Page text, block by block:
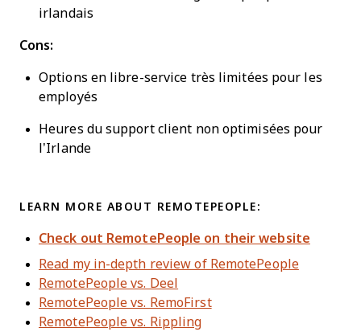
irlandais
Cons:
Options en libre-service très limitées pour les
employés
Heures du support client non optimisées pour
l’Irlande
LEARN MORE ABOUT REMOTEPEOPLE:
Check out RemotePeople on their website
Read my in-depth review of RemotePeople
RemotePeople vs. Deel
RemotePeople vs. RemoFirst
RemotePeople vs. Rippling